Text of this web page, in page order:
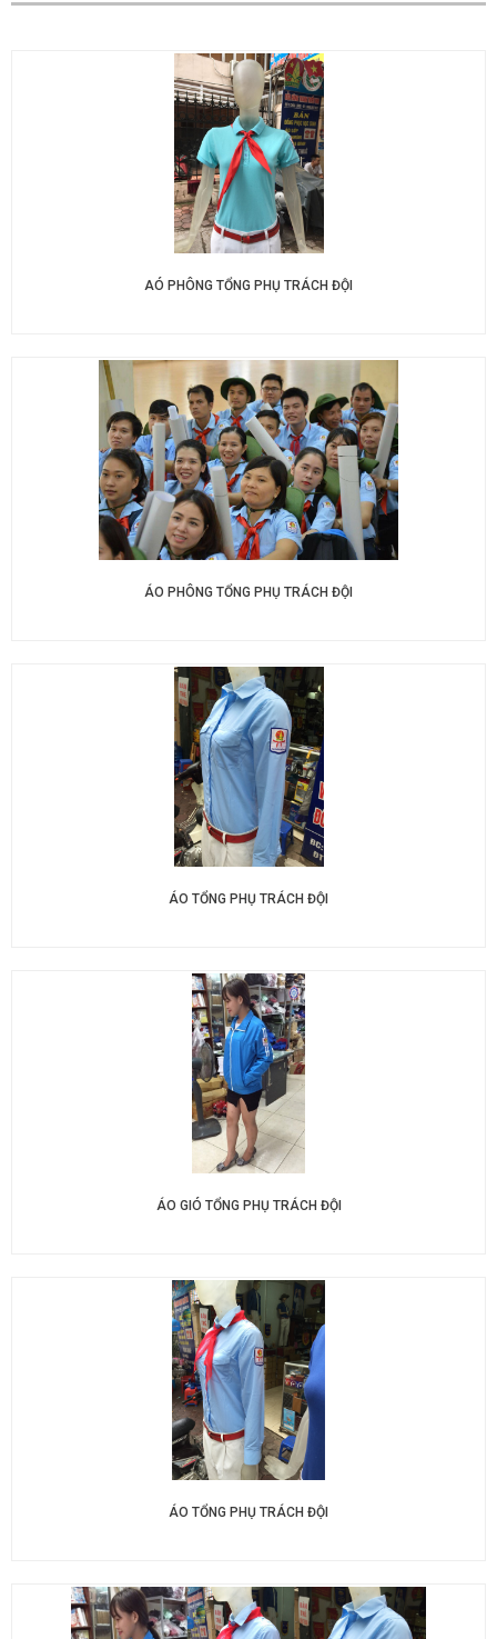
AÓ PHÔNG TỔNG PHỤ TRÁCH ĐỘI
ÁO PHÔNG TỔNG PHỤ TRÁCH ĐỘI
ÁO TỔNG PHỤ TRÁCH ĐỘI
ÁO GIÓ TỔNG PHỤ TRÁCH ĐỘI
ÁO TỔNG PHỤ TRÁCH ĐỘI